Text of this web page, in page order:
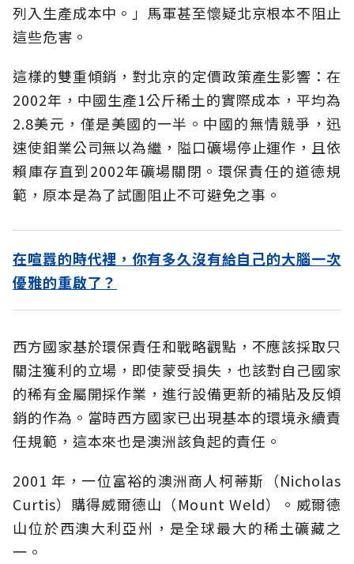
列入生產成本中。」馬軍甚至懷疑北京根本不阻止
這些危害。
這樣的雙重傾銷，對北京的定價政策產生影響：在
2002年，中國生產1公斤稀土的實際成本，平均為
2.8美元，僅是美國的一半。中國的無情競爭，迅
速使鉬業公司無以為繼，隘口礦場停止運作，且依
賴庫存直到2002年礦場關閉。環保責任的道德規
範，原本是為了試圖阻止不可避免之事。
在喧囂的時代裡，你有多久沒有給自己的大腦一次
優雅的重啟了？
西方國家基於環保責任和戰略觀點，不應該採取只
關注獲利的立場，即使蒙受損失，也該對自己國家
的稀有金屬開採作業，進行設備更新的補貼及反傾
銷的作為。當時西方國家已出現基本的環境永續責
任規範，這本來也是澳洲該負起的責任。
2001 年，一位富裕的澳洲商人柯蒂斯（Nicholas
Curtis）購得威爾德山（Mount Weld）。威爾德
山位於西澳大利亞州，是全球最大的稀土礦藏之
一。